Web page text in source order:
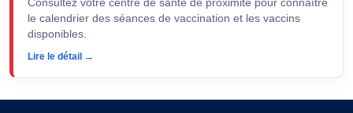
le calendrier des séances de vaccination et les vaccins
disponibles.
Lire le détail →